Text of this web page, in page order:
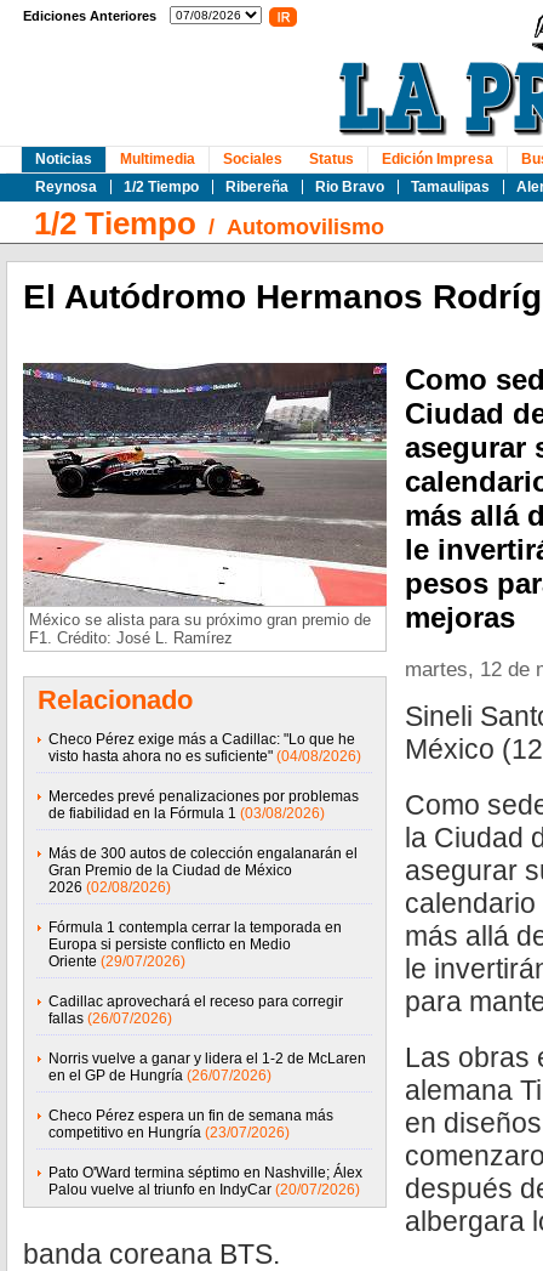
Ediciones Anteriores
Noticias
Reynosa
1/2 Tiempo Ribereña Rio Bravo Tamaulipas
Multimedia Sociales Status Edición Impresa
1/2 Tiempo / Automovilismo
El Autódromo Hermanos
México se alista para su próximo gran premio de
F1. Crédito: José L. Ramírez
Relacionado
Checo Pérez exige más a Cadillac: "Lo que he
visto hasta ahora no es suficiente" (04/08/2026)
Mercedes prevé penalizaciones por problemas
de fiabilidad en la Fórmula 1 (03/08/2026)
Más de 300 autos de colección engalanarán el
Gran Premio de la Ciudad de México
2026 (02/08/2026)
Fórmula 1 contempla cerrar la temporada en
Europa si persiste conflicto en Medio
Oriente (29/07/2026)
Cadillac aprovechará el receso para corregir
fallas (26/07/2026)
Norris vuelve a ganar y lidera el 1-2 de McLaren
en el GP de Hungría (26/07/2026)
Checo Pérez espera un fin de semana más
competitivo en Hungría (23/07/2026)
Pato O'Ward termina séptimo en Nashville; Álex
Palou vuelve al triunfo en IndyCar (20/07/2026)
Como
Ciudad
asegurar
más allá
le
pesos
mejoras
martes, 12 de
Sineli
México
Como
la Ciudad
asegurar
más allá
le
para
Las obras
alemana
en
después
albergara
banda coreana BTS.